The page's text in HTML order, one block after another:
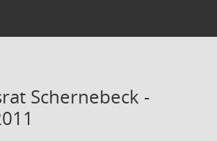
Schernebeck -